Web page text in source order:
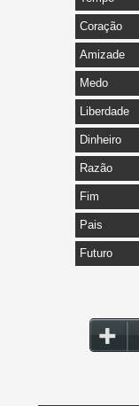
Coração
Amizade
Medo
Liberdade
Dinheiro
Razão
Fim
Pais
Futuro